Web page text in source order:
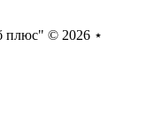
плюс" © 2026 ⋆